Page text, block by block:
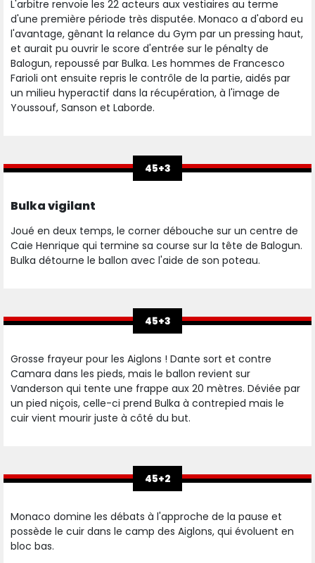
L'arbitre renvoie les 22 acteurs aux vestiaires au terme
d'une première période très disputée. Monaco a d'abord eu
l'avantage, gênant la relance du Gym par un pressing haut,
et aurait pu ouvrir le score d'entrée sur le pénalty de
Balogun, repoussé par Bulka. Les hommes de Francesco
Farioli ont ensuite repris le contrôle de la partie, aidés par
un milieu hyperactif dans la récupération, à l'image de
Youssouf, Sanson et Laborde.
45+3
Bulka vigilant
Joué en deux temps, le corner débouche sur un centre de
Caie Henrique qui termine sa course sur la tête de Balogun.
Bulka détourne le ballon avec l'aide de son poteau.
45+3
Grosse frayeur pour les Aiglons ! Dante sort et contre
Camara dans les pieds, mais le ballon revient sur
Vanderson qui tente une frappe aux 20 mètres. Déviée par
un pied niçois, celle-ci prend Bulka à contrepied mais le
cuir vient mourir juste à côté du but.
45+2
Monaco domine les débats à l'approche de la pause et
possède le cuir dans le camp des Aiglons, qui évoluent en
bloc bas.